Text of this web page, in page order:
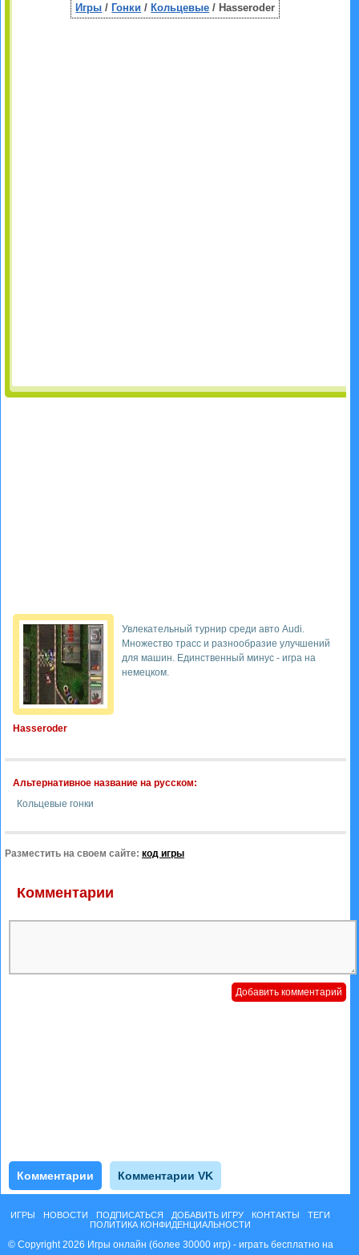
Игры / Гонки / Кольцевые / Hasseroder
Hasseroder
Увлекательный турнир среди авто Audi.
Множество трасс и разнообразие улучшений
для машин. Единственный минус - игра на
немецком.
Альтернативное название на русском:
Кольцевые гонки
Разместить на своем сайте: код игры
Комментарии
Комментарии Комментарии VK
ИГРЫ НОВОСТИ ПОДПИСАТЬСЯ ДОБАВИТЬ ИГРУ КОНТАКТЫ
ТЕГИ
ПОЛИТИКА КОНФИДЕНЦИАЛЬНОСТИ
© Copyright 2026 Игры онлайн (более 30000 игр) - играть бесплатно на